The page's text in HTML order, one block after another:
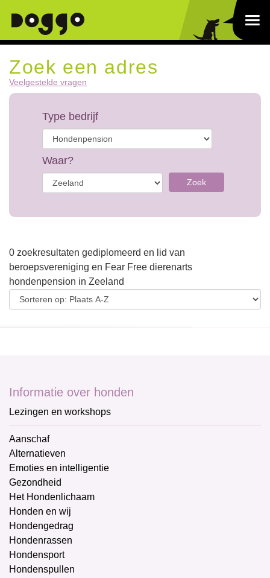
Zoek een adres
Veelgestelde vragen
Type bedrijf
Waar?
Zoek
0 zoekresultaten gediplomeerd en lid van
beroepsvereniging en Fear Free dierenarts
hondenpension in Zeeland
Informatie over honden
Lezingen en workshops
Aanschaf
Alternatieven
Emoties en intelligentie
Gezondheid
Het Hondenlichaam
Honden en wij
Hondengedrag
Hondenrassen
Hondensport
Hondenspullen